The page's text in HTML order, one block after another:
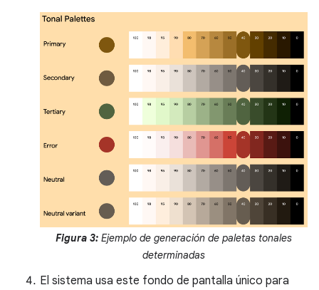
Figura 3: Ejemplo de generación de paletas tonales
determinadas
El sistema usa este fondo de pantalla único para